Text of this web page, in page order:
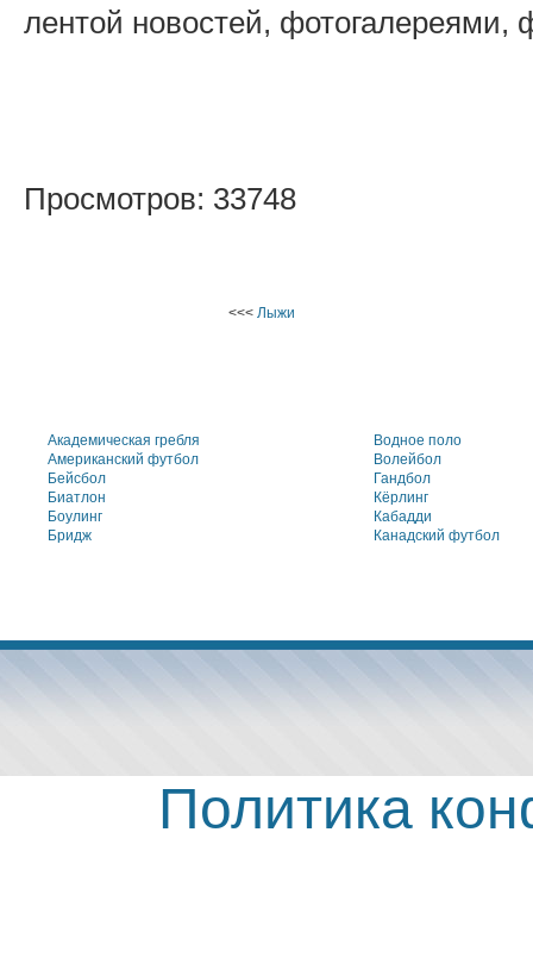
лентой новостей, фотогалереями,
Просмотров: 33748
<<< Лыжи
Академическая гребля
Американский футбол
Бейсбол
Биатлон
Боулинг
Бридж
Водное поло
Волейбол
Гандбол
Кёрлинг
Кабадди
Канадский футбол
Политика